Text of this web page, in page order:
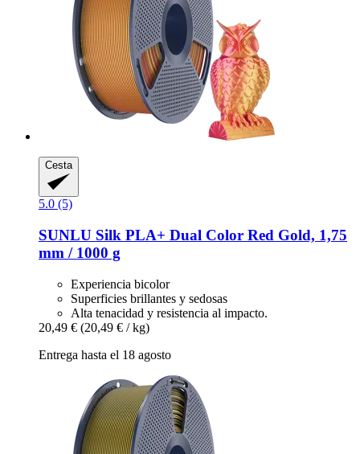
Cesta
5.0 (5)
SUNLU Silk PLA+ Dual Color Red Gold, 1,75
mm / 1000 g
Experiencia bicolor
Superficies brillantes y sedosas
Alta tenacidad y resistencia al impacto.
20,49 € (20,49 € / kg)
Entrega hasta el 18 agosto